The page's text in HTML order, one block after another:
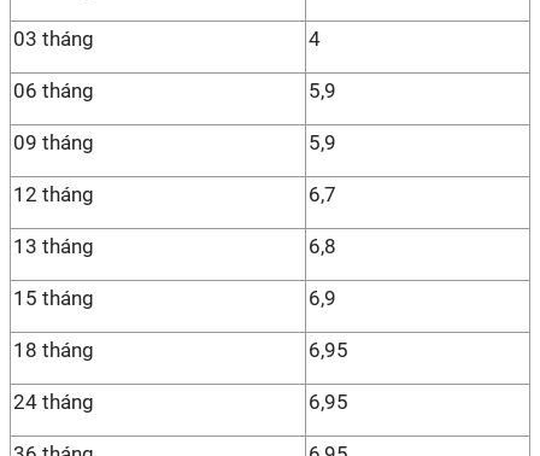
03 tháng 4
06 tháng 5,9
09 tháng 5,9
12 tháng 6,7
13 tháng 6,8
15 tháng 6,9
18 tháng 6,95
24 tháng 6,95